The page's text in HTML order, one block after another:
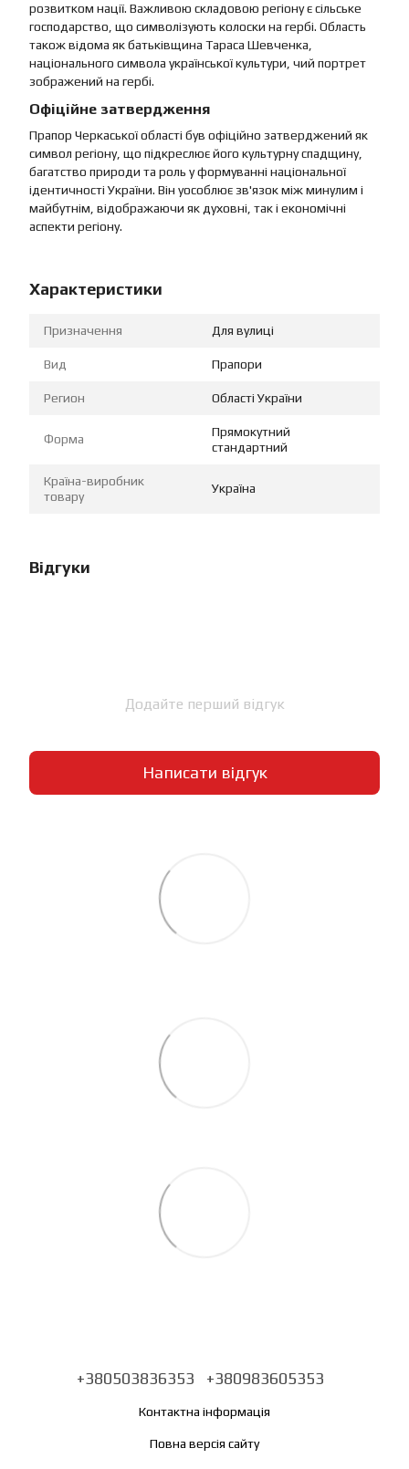
розвитком нації. Важливою складовою регіону є сільське
господарство, що символізують колоски на гербі. Область
також відома як батьківщина Тараса Шевченка,
національного символа української культури, чий портрет
зображений на гербі.
Офіційне затвердження
Прапор Черкаської області був офіційно затверджений як
символ регіону, що підкреслює його культурну спадщину,
багатство природи та роль у формуванні національної
ідентичності України. Він уособлює зв'язок між минулим і
майбутнім, відображаючи як духовні, так і економічні
аспекти регіону.
Характеристики
Призначення Для вулиці
Вид Прапори
Регион Області України
Форма
Прямокутний
стандартний
Країна-виробник
товару
Україна
Відгуки
Додайте перший відгук
Написати відгук
+380503836353 +380983605353
Контактна інформація
Повна версія сайту